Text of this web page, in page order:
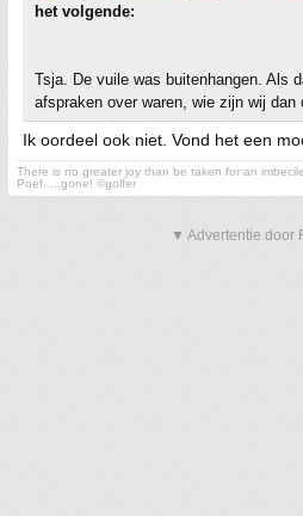
het volgende:
Tsja. De vuile was buitenhangen. Als
afspraken over waren, wie zijn wij dan
Ik oordeel ook niet. Vond het een
There is no greater joy than be taken for an
Poef.....gone! ©golfer
▼ Advertentie door